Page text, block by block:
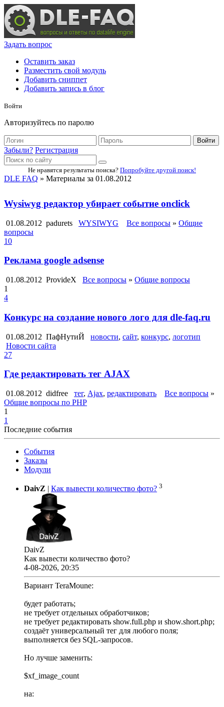
Задать вопрос
Оставить заказ
Разместить свой модуль
Добавить сниппет
Добавить запись в блог
Войти
Авторизуйтесь по паролю
Войти
Забыли? Регистрация
Не нравятся результаты поиска? Попробуйте другой поиск!
DLE FAQ » Материалы за 01.08.2012
Wysiwyg редактор убирает событие onclick
01.08.2012 padurets WYSIWYG Все вопросы » Общие
вопросы
10
Реклама google adsense
01.08.2012 ProvideX Все вопросы » Общие вопросы
1
4
Конкурс на создание нового лого для dle-faq.ru
01.08.2012 ПафНутиЙ новости, сайт, конкурс, логотип
Новости сайта
27
Где редактировать тег AJAX
01.08.2012 didfree тег, Ajax, редактировать Все вопросы »
Общие вопросы по PHP
1
1
Последние события
События
Заказы
Модули
DaivZ | Как вывести количество фото? 3
DaivZ
Как вывести количество фото?
4-08-2026, 20:35
Вариант TeraMoune:
будет работать;
не требует отдельных обработчиков;
не требует редактировать show.full.php и show.short.php;
создаёт универсальный тег для любого поля;
выполняется без SQL-запросов.
Но лучше заменить:
$xf_image_count
на: